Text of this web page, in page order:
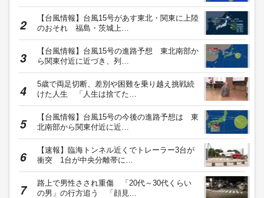
【台風情報】台風15号があす東北・関東に上陸
のおそれ 福島・茨城上…
【台風情報】台風15号の進路予想 東北南部か
ら関東付近に近づき、列…
5歳で両足切断、差別や困難を乗り越え挑戦続
けた人生 「人生は捨てた…
【台風情報】台風15号の今後の進路予想は 東
北南部から関東付近に近…
【速報】臨海トンネル近くでトレーラー3台が
衝突 1台が中央分離帯に…
路上で男性さされ重傷 「20代～30代くらい
の男」の行方追う 「顔見…